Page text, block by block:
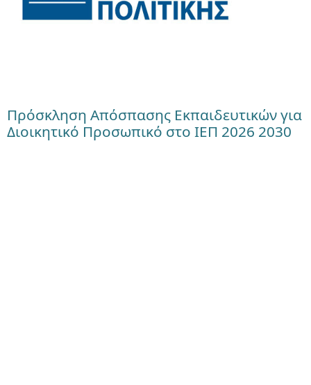
Πρόσκληση Απόσπασης Εκπαιδευτικών για
Διοικητικό Προσωπικό στο ΙΕΠ 2026 2030